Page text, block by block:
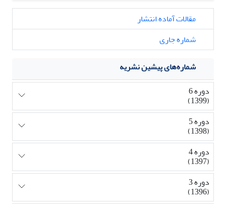
مقالات آماده انتشار
شماره جاری
شماره‌های پیشین نشریه
دوره 6
(1399)
دوره 5
(1398)
دوره 4
(1397)
دوره 3
(1396)